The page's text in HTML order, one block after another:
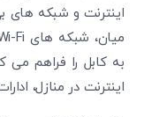
اینترنت و شبکه
به کابل را فراهم می
اینترنت در منازل،